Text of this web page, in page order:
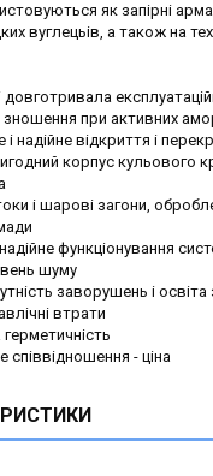
як запірні
вуглецьів, а також на
довготривала
при активних
надійне відкриття і
корпус кульового
і шарові загони,
функціонування
шуму
заворушень і освіта
втрати
співвідношення - ціна